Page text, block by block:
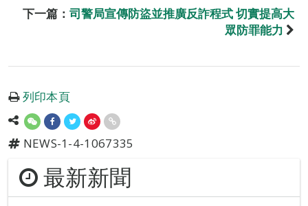
下一篇： 司警局宣傳防盜並推廣反詐程式 切實提高大
眾防罪能力
列印本頁
NEWS-1-4-1067335
最新新聞